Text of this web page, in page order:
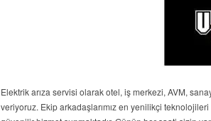
Elektrik arıza servisi olarak otel, iş merkezi, AVM,
veriyoruz. Ekip arkadaşlarımız en yenilikçi